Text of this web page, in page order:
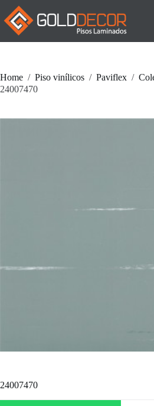
Pular
para
conteúdo
Home / Piso vinílicos / Paviflex /
24007470
24007470